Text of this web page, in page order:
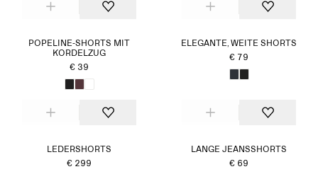
POPELINE-SHORTS MIT
KORDELZUG
€ 39
ELEGANTE, WEITE SHORTS
€ 79
LEDERSHORTS
€ 299
LANGE JEANSSHORTS
€ 69